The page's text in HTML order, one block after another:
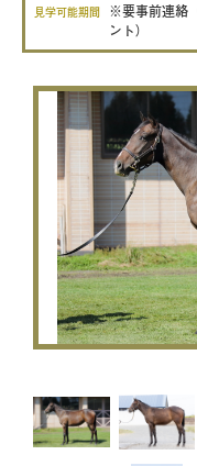
見学可能期間
※要事前連絡
ント）